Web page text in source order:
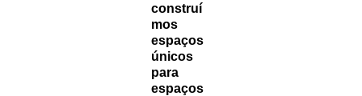
construí
mos
espaços
únicos
para
espaços